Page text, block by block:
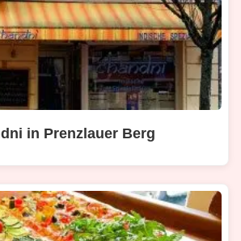
in Prenzlauer Berg